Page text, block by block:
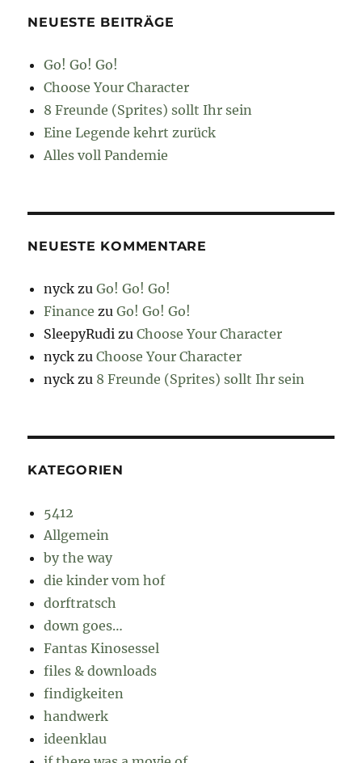
NEUESTE BEITRÄGE
Go! Go! Go!
Choose Your Character
8 Freunde (Sprites) sollt Ihr sein
Eine Legende kehrt zurück
Alles voll Pandemie
NEUESTE KOMMENTARE
nyck zuGo! Go! Go!
Finance zuGo! Go! Go!
SleepyRudi zuChoose Your Character
nyck zuChoose Your Character
nyck zu 8 Freunde (Sprites) sollt Ihr sein
KATEGORIEN
5412
Allgemein
by the way
die kinder vom hof
dorftratsch
down goes…
Fantas Kinosessel
files & downloads
findigkeiten
handwerk
ideenklau